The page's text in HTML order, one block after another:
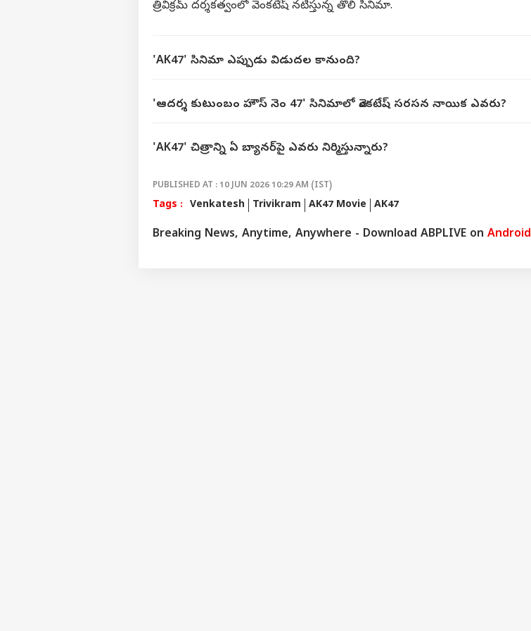
త్రివిక్రమ్ దర్శకత్వంలో వెంకటేష్ నటిస్తున్న తొలి సినిమా.
'AK47' సినిమా ఎప్పుడు విడుదల కానుంది?
'ఆదర్శ కుటుంబం హౌస్ నెం 47' సినిమాలో వెంకటేష్ సరసన నాయిక ఎవరు?
'AK47' చిత్రాన్ని ఏ బ్యానర్‌పై ఎవరు నిర్మిస్తున్నారు?
PUBLISHED AT : 10 JUN 2026 10:29 AM (IST)
Tags : Venkatesh Trivikram AK47 Movie AK47
Breaking News, Anytime, Anywhere - Download ABPLIVE on Android